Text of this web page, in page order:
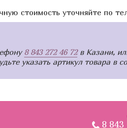
стоимость уточняйте по
8 843 272 46 72в Казани,
указать артикул товара в
8 843